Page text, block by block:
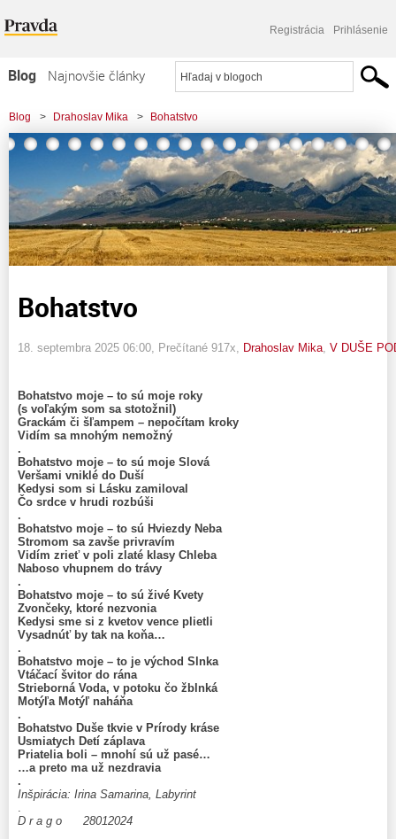
Registrácia Prihlásenie
Blog
Najnovšie články
Najčítanejšie články
Najkomentovanejšie články
Zoznam blogov
Komerčné blogy
Blog > Drahoslav Mika > Bohatstvo
Bohatstvo
18. septembra 2025 06:00 , Prečítané 917x, Drahoslav Mika V DUŠE
Bohatstvo moje – to sú moje roky
(s voľakým som sa stotožnil)
Grackám či šľampem – nepočítam kroky
Vidím sa mnohým nemožný
.
Bohatstvo moje – to sú moje Slová
Veršami vniklé do Duší
Kedysi som si Lásku zamiloval
Čo srdce v hrudi rozbúši
.
Bohatstvo moje – to sú Hviezdy Neba
Stromom sa zavše privravím
Vidím zrieť v poli zlaté klasy Chleba
Naboso vhupnem do trávy
.
Bohatstvo moje – to sú živé Kvety
Zvončeky, ktoré nezvonia
Kedysi sme si z kvetov vence plietli
Vysadnúť by tak na koňa…
.
Bohatstvo moje – to je východ Slnka
Vtáčací švitor do rána
Strieborná Voda, v potoku čo žblnká
Motýľa Motýľ naháňa
.
Bohatstvo Duše tkvie v Prírody kráse
Usmiatych Detí záplava
Priatelia boli – mnohí sú už pasé…
…a preto ma už nezdravia
.
Inšpirácia: Irina Samarina, Labyrint
D r a g o 28012024